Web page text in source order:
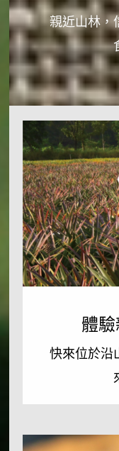
親近山林，
體
快來位於沿